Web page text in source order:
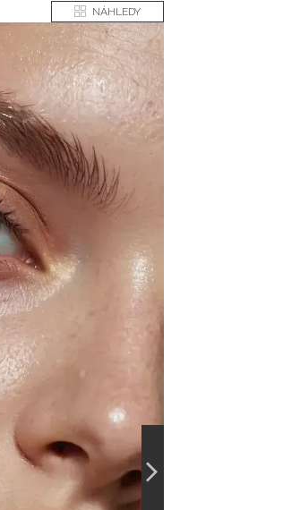
NÁHLEDY